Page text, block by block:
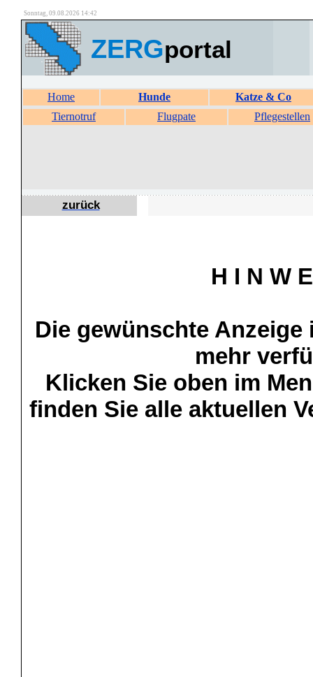
Sonntag, 09.08.2026 14:42
ZERGportal
Home Hunde
Katze & Co
Tiernotruf
Flugpate Pflegestellen
zurück
H I N W
Die gewünschte
mehr
Klicken Sie oben im
finden Sie alle aktuellen